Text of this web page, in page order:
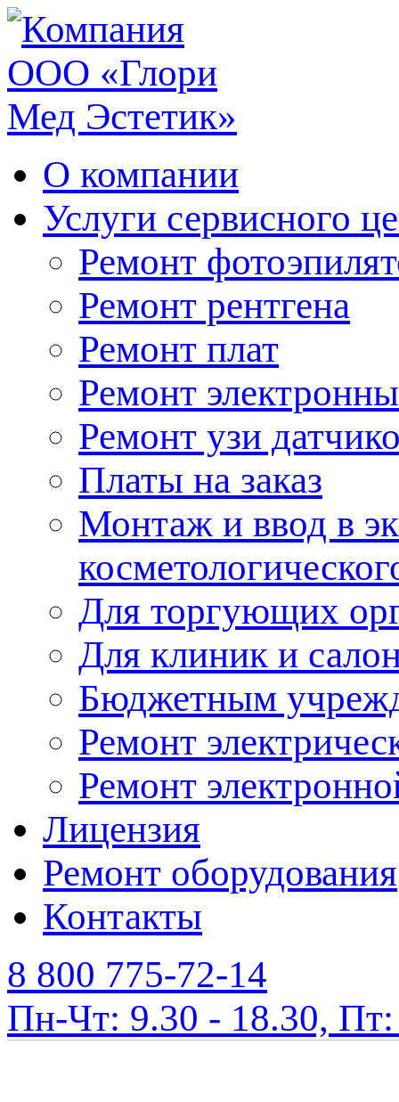
О компании
Услуги сервисного
Ремонт
Ремонт рентгена
Ремонт плат
Ремонт
Ремонт узи
Платы на заказ
Монтаж и ввод в
Для торгующих
Для клиник и
Бюджетным
Ремонт
Ремонт
Лицензия
Ремонт оборудования
Контакты
8 800 775-72-14
Пн-Чт: 9.30 - 18.30,